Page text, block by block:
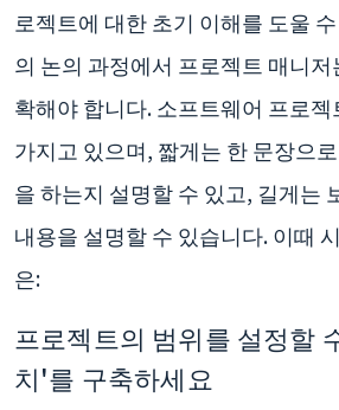
로젝트에 대한 초기 이해를 도울
의 논의 과정에서 프로젝트 매니
확해야 합니다. 소프트웨어 프로
가지고 있으며, 짧게는 한 문장으
을 하는지 설명할 수 있고, 길게는
내용을 설명할 수 있습니다. 이때
은:
프로젝트의 범위를 설정할
치'를 구축하세요